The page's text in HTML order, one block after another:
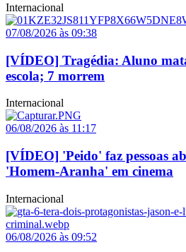
Internacional
07/08/2026 às 09:38
[VÍDEO] Tragédia: Aluno
escola; 7 morrem
Internacional
06/08/2026 às 11:17
[VÍDEO] 'Peido' faz pessoas
'Homem-Aranha' em cinema
Internacional
06/08/2026 às 09:52